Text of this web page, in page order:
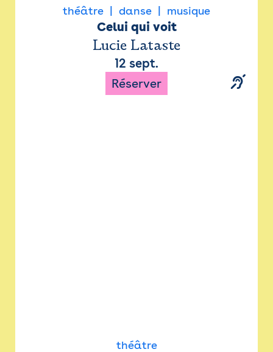
théâtre danse musique
Celui qui voit
Lucie Lataste
12 sept.
Réserver
théâtre